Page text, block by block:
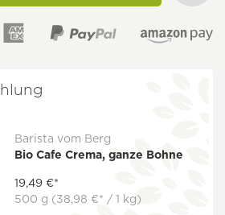
Barista vom Berg
Bio Cafe Crema, ganze Bohne
19,49 €*
500 g (38,98 €* / 1 kg)